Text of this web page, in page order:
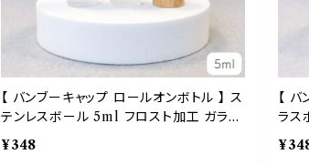
【 バンブーキャップ ロールオンボトル 】 ス
テンレスボール 5ml フロスト加工 ガラス
製 竹 詰替容器 遮光 アロマ 精油 エッセ
ンシャルオイル 香水 パフューム ウッド ナ
¥348
【
ラス
竹
シャ